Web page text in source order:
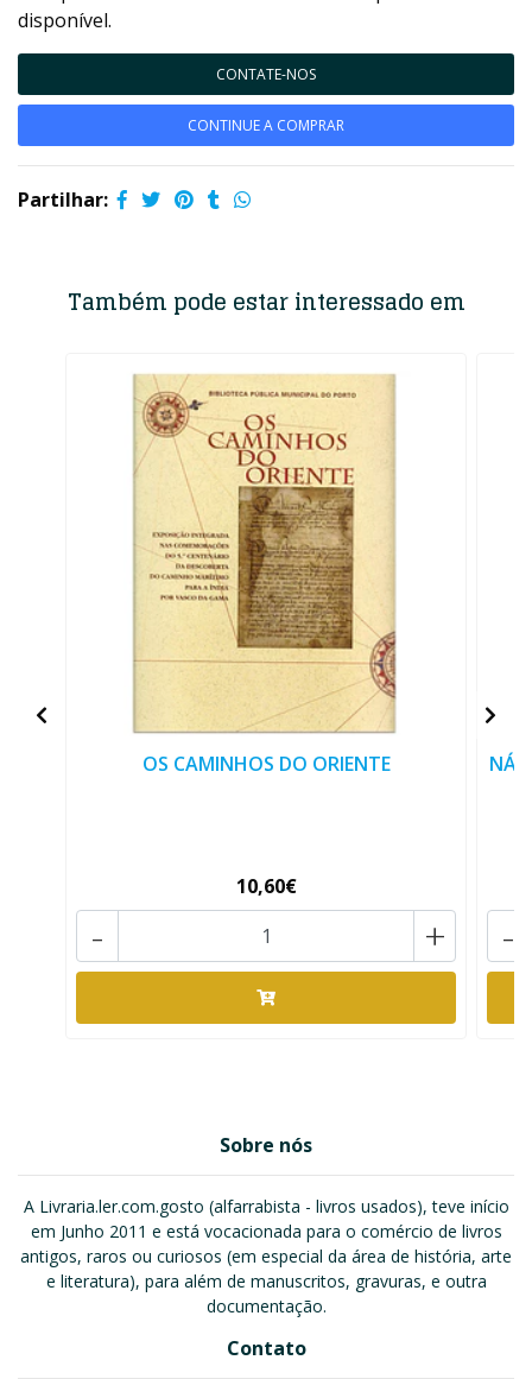
disponível.
CONTATE-NOS
CONTINUE A COMPRAR
Partilhar:
Também pode estar interessado em
OS CAMINHOS DO ORIENTE
10,60€
+
- -
Sobre nós
A Livraria.ler.com.gosto (alfarrabista - livros usados), teve início
em Junho 2011 e está vocacionada para o comércio de livros
antigos, raros ou curiosos (em especial da área de história, arte
e literatura), para além de manuscritos, gravuras, e outra
documentação.
Contato